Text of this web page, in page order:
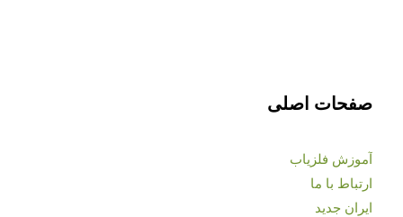
صفحات اصلی
آموزش فلزیاب
ارتباط با ما
ایران جدید